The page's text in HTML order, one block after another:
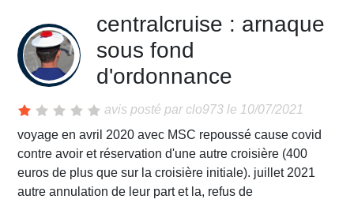
centralcruise : arnaque
sous fond
d'ordonnance
avis posté par clo973 le 10/07/2021
voyage en avril 2020 avec MSC repoussé cause covid
contre avoir et réservation d'une autre croisière (400
euros de plus que sur la croisière initiale). juillet 2021
autre annulation de leur part et la, refus de